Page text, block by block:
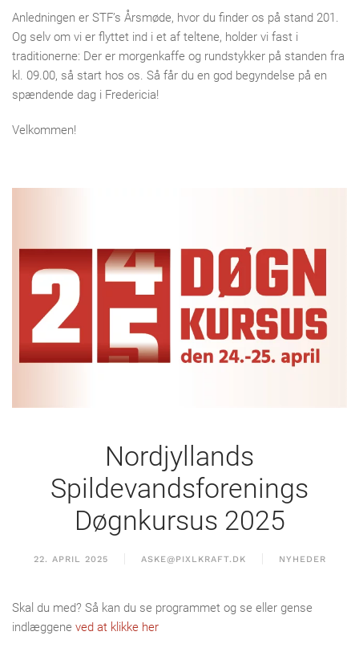
Anledningen er STF’s Årsmøde, hvor du finder os på stand 201.
Og selv om vi er flyttet ind i et af teltene, holder vi fast i
traditionerne: Der er morgenkaffe og rundstykker på standen fra
kl. 09.00, så start hos os. Så får du en god begyndelse på en
spændende dag i Fredericia!
Velkommen!
Nordjyllands
Spildevandsforenings
Døgnkursus 2025
22. APRIL 2025 ASKE@PIXLKRAFT.DK NYHEDER
Skal du med? Så kan du se programmet og se eller gense
indlæggene ved at klikke her